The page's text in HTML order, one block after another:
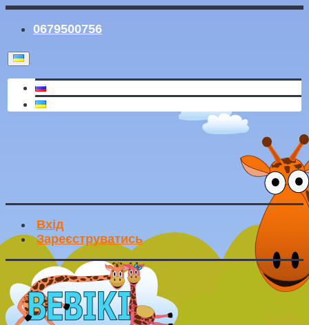
0679500756
Вхід
Зареєструватись